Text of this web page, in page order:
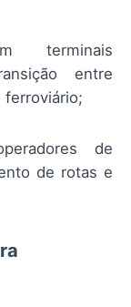
terminais
entre
de
de rotas e